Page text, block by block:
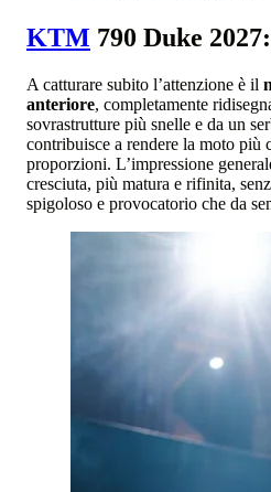
KTM 790 Duke
A catturare subito l’attenzione è il
anteriore, completamente
sovrastrutture più snelle e da un
contribuisce a rendere la moto più
proporzioni. L’impressione
cresciuta, più matura e rifinita,
spigoloso e provocatorio che da